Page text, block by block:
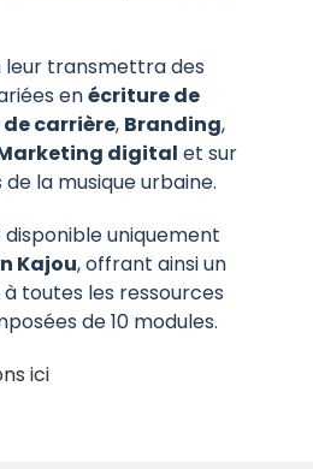
transmettra des
enécriture de
carrière, Branding,
digital et sur
la musique urbaine.
uniquement
Kajou, offrant ainsi un
toutes les ressources
de 10 modules.
ici